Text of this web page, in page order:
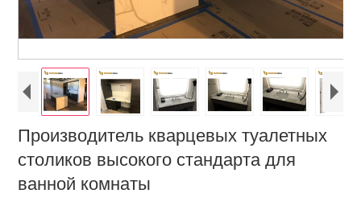
Производитель кварцевых туалетных
столиков высокого стандарта для
ванной комнаты